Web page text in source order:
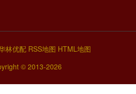
林优配 RSS地图 HTML地图
© 2013-2026